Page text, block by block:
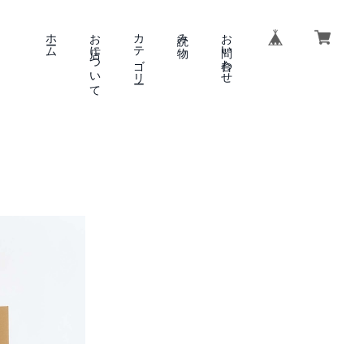
ホーム お店について カテゴリー 読み物 お問い合わせ